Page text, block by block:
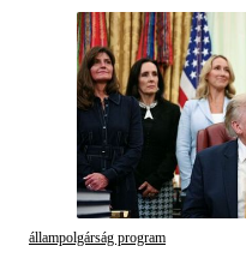
állampolgárság program